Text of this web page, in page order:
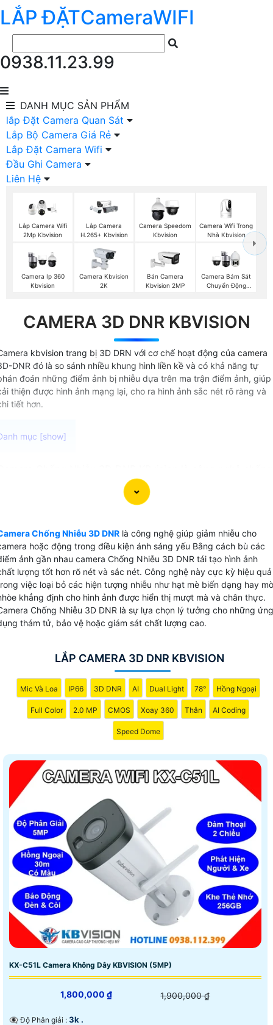
LẮP ĐẶTCameraWIFI
0938.11.23.99
DANH MỤC SẢN PHẨM
lắp Đặt Camera Quan Sát
Lắp Bộ Camera Giá Rẻ
Lắp Đặt Camera Wifi
Đầu Ghi Camera
Liên Hệ
Lắp Camera Wifi
2Mp Kbvision
Lắp Camera
H.265+ Kbvision
Camera Speedom
Kbvision
Camera Wifi Trong
Nhà Kbvision
Camera Ip 360
Kbvision
Camera Kbvision
2K
Bán Camera
Kbvision 2MP
Camera Bám Sát
Chuyển Động
CAMERA 3D DNR KBVISION
kbvision trang bị 3D DRN với cơ chế hoạt động của camera
DNR đó là so sánh nhiều khung hình liền kề và có khả năng tự
đoán những điểm ảnh bị nhiễu dựa trên ma trận điểm ảnh, giúp
thiện được hình ảnh mạng lại, cho ra hình ảnh sắc nét rõ ràng và
tiết hơn.
bằng cách bù sáng các điểm ảnh gần nhau giúp giảm
và tạo ra hình ảnh sắc nét trong môi trường ánh sáng
nghệ này có khả năng cung cấp video chất lượng
ràng và chân thực ngay cả khi ánh sáng môi trường
đủ.
Chống Nhiễu 3D DNR là công nghệ giúp giảm nhiễu cho
hoặc động trong điều kiện ánh sáng yếu Bằng cách bù các
ảnh gần nhau camera Chống Nhiễu 3D DNR tái tạo hình ảnh
lượng tốt hơn rõ nét và sắc nét. Công nghệ này cực kỳ hiệu quả
việc loại bỏ các hiện tượng nhiễu như hạt mè biến dạng hay mờ
khẳng định cho hình ảnh được hiển thị mượt mà và chân thực.
Chống Nhiễu 3D DNR là sự lựa chọn lý tưởng cho những ứng
thám tử, bảo vệ hoặc giám sát chất lượng cao.
LẮP CAMERA 3D DNR KBVISION
Mic Và Loa IP66 3D DNR AI Dual Light 78° Hồng Ngoại
Full Color 2.0 MP CMOS Xoay 360 Thân AI Coding
Speed Dome
KX-C51L Camera Không Dây KBVISION (5MP)
1,800,000 ₫ 1,900,000 ₫
👁️‍🗨 Độ Phân giải : 3k .